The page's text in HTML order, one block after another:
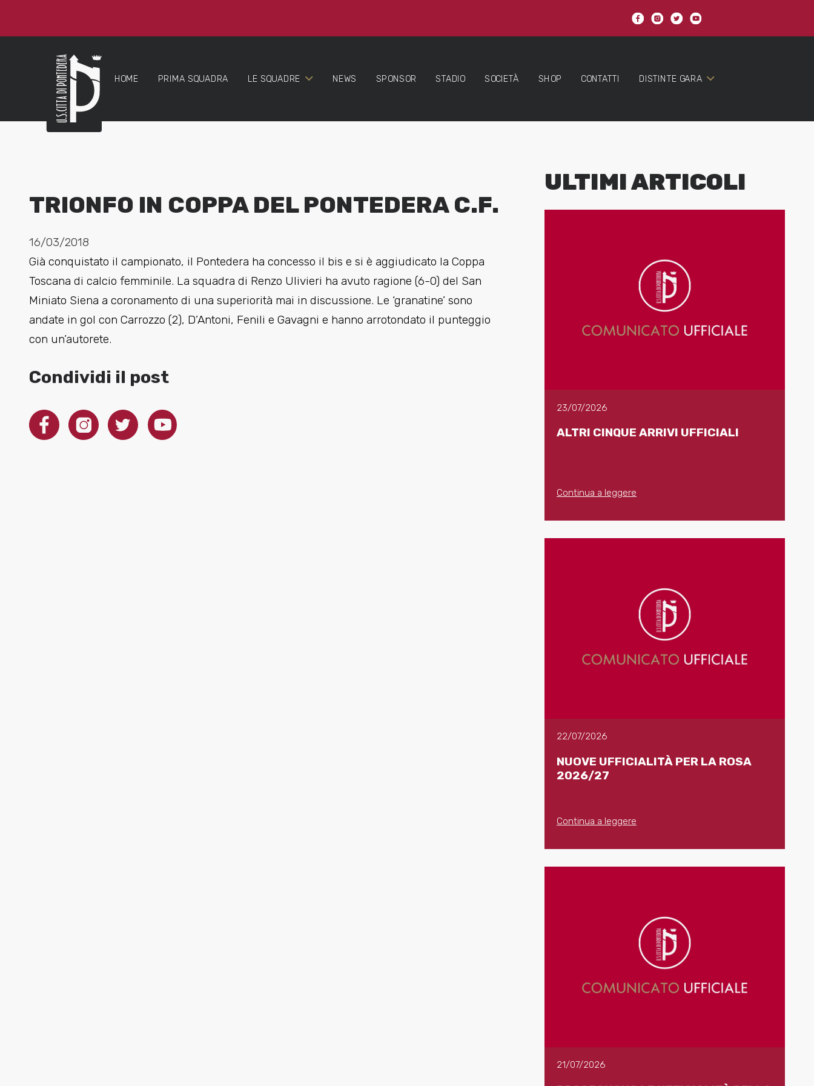
HOME PRIMA SQUADRA LE SQUADRE NEWS SPONSOR STADIO SOCIETÀ SHOP CONTATTI DISTINTE GARA
TRIONFO IN COPPA DEL PONTEDERA C.F.
16/03/2018
Già conquistato il campionato, il Pontedera ha concesso il bis e si è aggiudicato la Coppa
Toscana di calcio femminile. La squadra di Renzo Ulivieri ha avuto ragione (6-0) del San
Miniato Siena a coronamento di una superiorità mai in discussione. Le ‘granatine’ sono
andate in gol con Carrozzo (2), D’Antoni, Fenili e Gavagni e hanno arrotondato il punteggio
con un’autorete.
Condividi il post
ULTIMI ARTICOLI
23/07/2026
ALTRI CINQUE ARRIVI UFFICIALI
Continua a leggere
22/07/2026
NUOVE UFFICIALITÀ PER LA ROSA
2026/27
Continua a leggere
21/07/2026